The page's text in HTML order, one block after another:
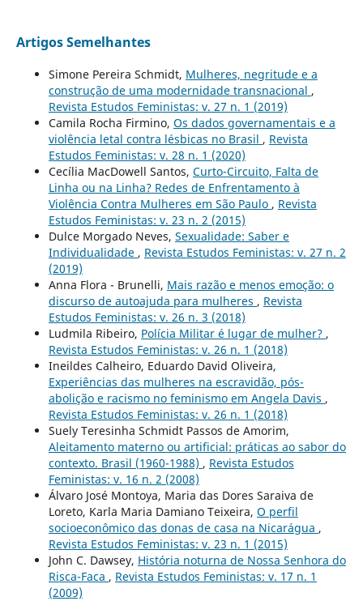
Artigos Semelhantes
Simone Pereira Schmidt, Mulheres, negritude e a
construção de uma modernidade transnacional ,
Revista Estudos Feministas: v. 27 n. 1 (2019)
Camila Rocha Firmino, Os dados governamentais e a
violência letal contra lésbicas no Brasil , Revista
Estudos Feministas: v. 28 n. 1 (2020)
Cecília MacDowell Santos, Curto-Circuito, Falta de
Linha ou na Linha? Redes de Enfrentamento à
Violência Contra Mulheres em São Paulo , Revista
Estudos Feministas: v. 23 n. 2 (2015)
Dulce Morgado Neves, Sexualidade: Saber e
Individualidade , Revista Estudos Feministas: v. 27 n. 2
(2019)
Anna Flora - Brunelli, Mais razão e menos emoção: o
discurso de autoajuda para mulheres , Revista
Estudos Feministas: v. 26 n. 3 (2018)
Ludmila Ribeiro, Polícia Militar é lugar de mulher? ,
Revista Estudos Feministas: v. 26 n. 1 (2018)
Ineildes Calheiro, Eduardo David Oliveira,
Experiências das mulheres na escravidão, pós-
abolição e racismo no feminismo em Angela Davis ,
Revista Estudos Feministas: v. 26 n. 1 (2018)
Suely Teresinha Schmidt Passos de Amorim,
Aleitamento materno ou artificial: práticas ao sabor do
contexto. Brasil (1960-1988) , Revista Estudos
Feministas: v. 16 n. 2 (2008)
Álvaro José Montoya, Maria das Dores Saraiva de
Loreto, Karla Maria Damiano Teixeira, O perfil
socioeconômico das donas de casa na Nicarágua ,
Revista Estudos Feministas: v. 23 n. 1 (2015)
John C. Dawsey, História noturna de Nossa Senhora do
Risca-Faca , Revista Estudos Feministas: v. 17 n. 1
(2009)